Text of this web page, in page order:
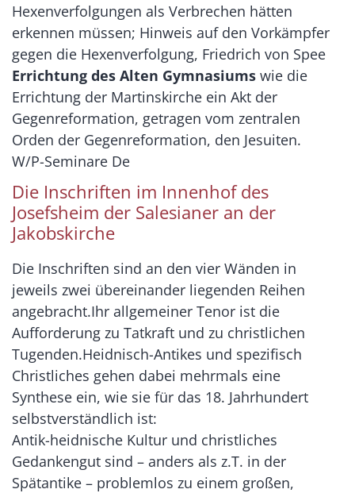
Hexenverfolgungen als Verbrechen hätten
erkennen müssen; Hinweis auf den Vorkämpfer
gegen die Hexenverfolgung, Friedrich von Spee
Errichtung des Alten Gymnasiums wie die
Errichtung der Martinskirche ein Akt der
Gegenreformation, getragen vom zentralen
Orden der Gegenreformation, den Jesuiten.
W/P-Seminare De
Die Inschriften im Innenhof des
Josefsheim der Salesianer an der
Jakobskirche
Die Inschriften sind an den vier Wänden in
jeweils zwei übereinander liegenden Reihen
angebracht.Ihr allgemeiner Tenor ist die
Aufforderung zu Tatkraft und zu christlichen
Tugenden.Heidnisch-Antikes und spezifisch
Christliches gehen dabei mehrmals eine
Synthese ein, wie sie für das 18. Jahrhundert
selbstverständlich ist:
Antik-heidnische Kultur und christliches
Gedankengut sind – anders als z.T. in der
Spätantike – problemlos zu einem großen,